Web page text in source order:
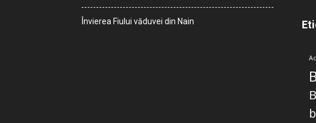
Învierea Fiului văduvei din Nain